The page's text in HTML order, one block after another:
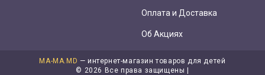
Оплата и Доставка
Об Акциях
MA-MA.MD — интернет-магазин товаров для детей
© 2026 Все права защищены |